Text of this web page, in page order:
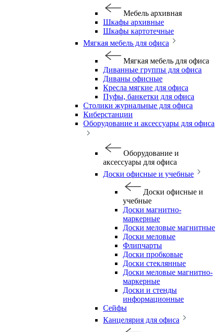
Мебель архивная
Шкафы архивные
Шкафы картотечные
Мягкая мебель для офиса
Мягкая мебель для офиса
Диванные группы для офиса
Диваны офисные
Кресла мягкие для офиса
Пуфы, банкетки для офиса
Столики журнальные для офиса
Киберстанции
Оборудование и аксессуары для офиса
Оборудование и
аксессуары для офиса
Доски офисные и учебные
Доски офисные и
учебные
Доски магнитно-
маркерные
Доски меловые магнитные
Доски меловые
Флипчарты
Доски пробковые
Доски стеклянные
Доски меловые магнитно-
маркерные
Доски и стенды
информационные
Сейфы
Канцелярия для офиса